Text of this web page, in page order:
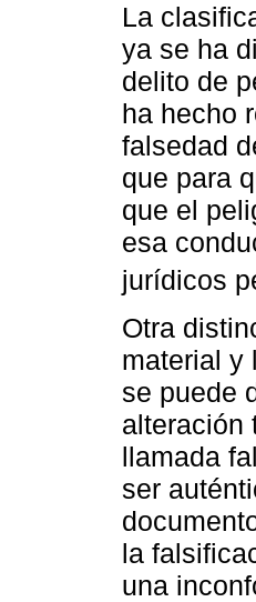
La
ya se ha
delito de
ha hecho
falsedad
que para
que el
esa
jurídicos
Otra
material y
se puede
alteración
llamada
ser
la
una